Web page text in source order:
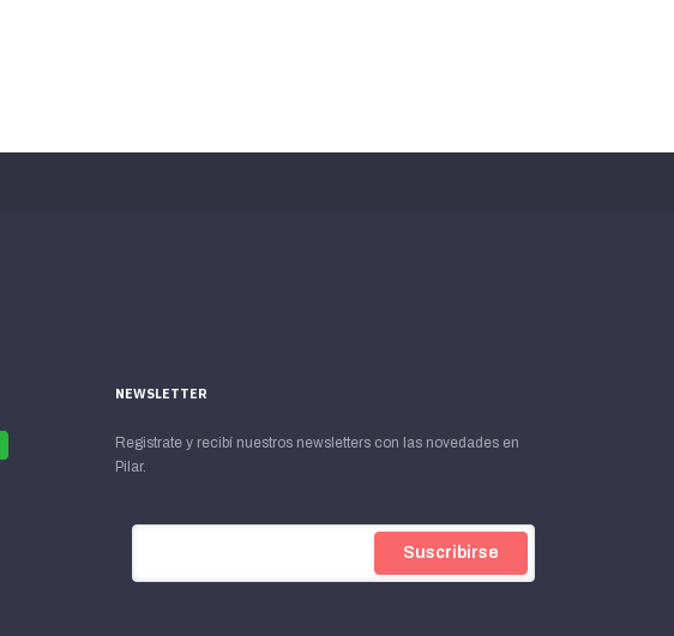
NEWSLETTER
Registrate y recibí nuestros newsletters con las novedades en
Pilar.